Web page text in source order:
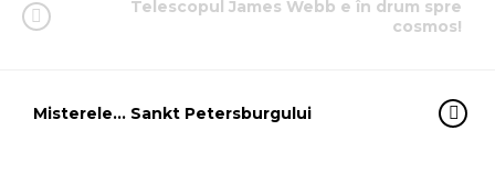
Telescopul James Webb e în drum spre
cosmos!
Misterele… Sankt Petersburgului